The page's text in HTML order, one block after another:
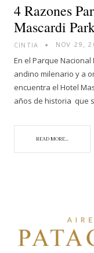
4 Razones
Mascardi
CINTIA NOV 29,
En el Parque
andino milenario y a
encuentra el Hotel
años de historia que
READ MORE...